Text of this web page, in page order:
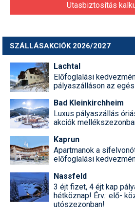
Utasbiztosítás
SZÁLLÁSAKCIÓK 2026/2027
Lachtal
Előfoglalási
pályaszálláson az
Bad Kleinkirchheim
Luxus pályaszállás
akciók
Kaprun
Apartmanok a
előfoglalási
Nassfeld
3 éjt fizet, 4 éjt kap
hétköznap! Érv.: elő-
utószezonban!